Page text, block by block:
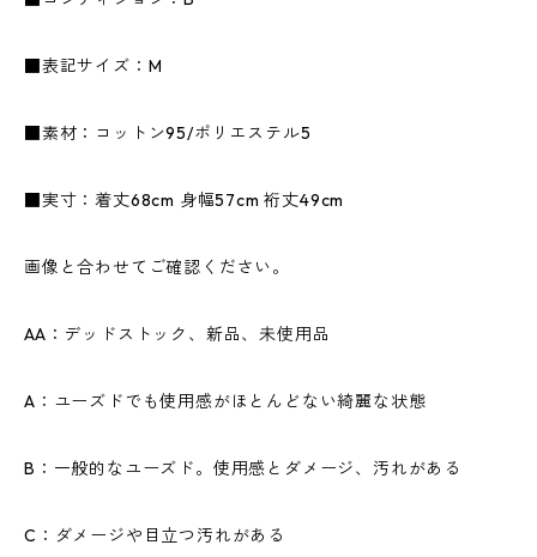
■表記サイズ：M
■素材：コットン95/ポリエステル5
■実寸：着丈68cm 身幅57cm 裄丈49cm
画像と合わせてご確認ください。
AA：デッドストック、新品、未使用品
A：ユーズドでも使用感がほとんどない綺麗な状態
B：一般的なユーズド。使用感とダメージ、汚れがある
C：ダメージや目立つ汚れがある